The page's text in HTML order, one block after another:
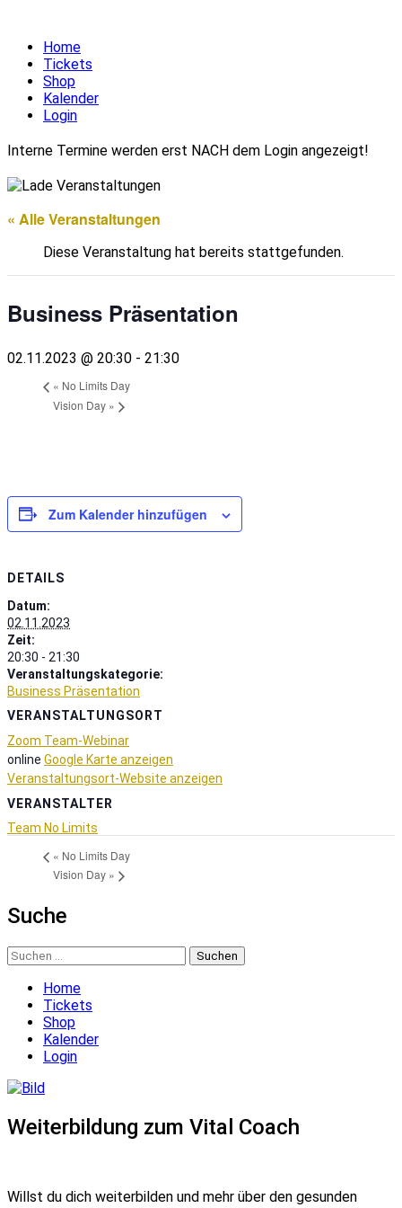
Home
Tickets
Shop
Kalender
Login
Interne Termine werden erst NACH dem Login angezeigt!
« Alle Veranstaltungen
Diese Veranstaltung hat bereits stattgefunden.
Business Präsentation
02.11.2023 @ 20:30 - 21:30
« No Limits Day
Vision Day »
Zum Kalender hinzufügen
DETAILS
Datum:
02.11.2023
Zeit:
20:30 - 21:30
Veranstaltungskategorie:
Business Präsentation
VERANSTALTUNGSORT
Zoom Team-Webinar
online Google Karte anzeigen
Veranstaltungsort-Website anzeigen
VERANSTALTER
Team No Limits
« No Limits Day
Vision Day »
Suche
Suchen
nach:
Home
Tickets
Shop
Kalender
Login
Weiterbildung zum Vital Coach
Willst du dich weiterbilden und mehr über den gesunden